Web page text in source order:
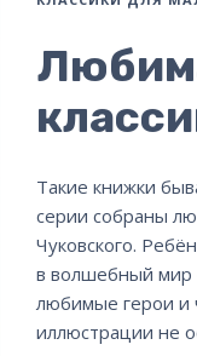
Такие книжки
серии собраны
Чуковского.
в волшебный мир
любимые герои и
иллюстрации не